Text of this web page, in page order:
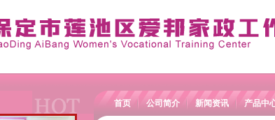
首页 公司简介 新闻资讯 产品中